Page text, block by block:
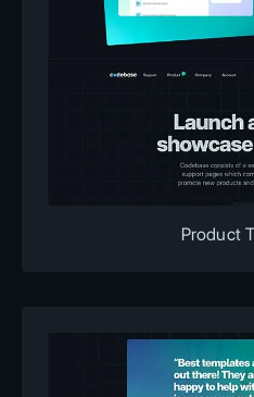
Product